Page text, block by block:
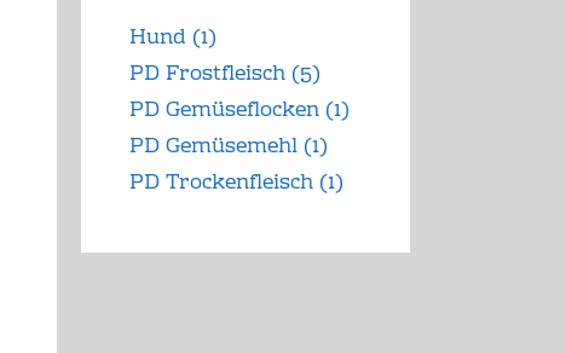
Hund (1)
PD Frostfleisch (5)
PD Gemüseflocken (1)
PD Gemüsemehl (1)
PD Trockenfleisch (1)